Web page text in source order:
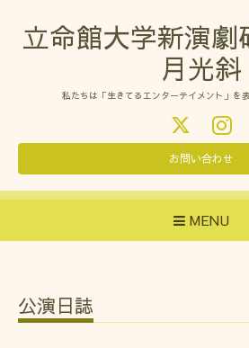
立命館大学新演劇
月光斜
私たちは「生きてるエンターテイメント」を
お問い合わせ
MENU
公演日誌